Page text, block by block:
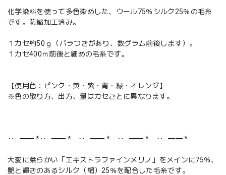
化学染料を使って多色染めした、ウール75％シルク25％の毛糸
です。防縮加工済み。
１カセ約50ｇ（バラつきがあり、数グラム前後します）。
１カセ400ｍ前後と細めの毛糸です。
【使用色：ピンク・黄・紫・青・緑・オレンジ】
※色の散り方、出方、量はカセごとに異なります。
‥…━━ *‥…━━ * ‥…━━ * ‥…━━ * ‥…━━ *
大変に柔らかい「エキストラファインメリノ」をメインに75％、
艶と輝きのあるシルク（絹）25％を配合した毛糸です。